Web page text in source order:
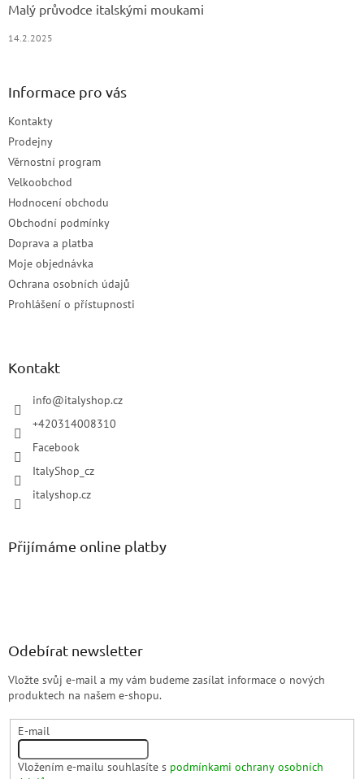
Malý průvodce italskými moukami
14.2.2025
Informace pro vás
Kontakty
Prodejny
Věrnostní program
Velkoobchod
Hodnocení obchodu
Obchodní podmínky
Doprava a platba
Moje objednávka
Ochrana osobních údajů
Prohlášení o přístupnosti
Kontakt
info@italyshop.cz
+420314008310
Facebook
ItalyShop_cz
italyshop.cz
Přijímáme online platby
Odebírat newsletter
Vložte svůj e-mail a my vám budeme zasílat informace o nových
produktech na našem e-shopu.
E-mail
Vložením e-mailu souhlasíte s podmínkami ochrany osobních